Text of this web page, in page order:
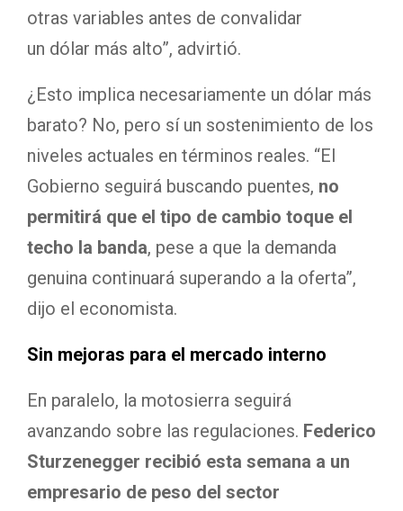
otras variables antes de convalidar
un dólar más alto”, advirtió.
¿Esto implica necesariamente un dólar más
barato? No, pero sí un sostenimiento de los
niveles actuales en términos reales. “El
Gobierno seguirá buscando puentes, no
permitirá que el tipo de cambio toque el
techo la banda, pese a que la demanda
genuina continuará superando a la oferta”,
dijo el economista.
Sin mejoras para el mercado interno
En paralelo, la motosierra seguirá
avanzando sobre las regulaciones. Federico
Sturzenegger recibió esta semana a un
empresario de peso del sector